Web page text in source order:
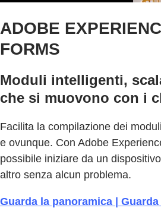
ADOBE
FORMS
Moduli intelligenti,
che si muovono con i
Facilita la compilazione dei
e ovunque. Con Adobe
possibile iniziare da un
altro senza alcun problema.
Guarda la panoramica |